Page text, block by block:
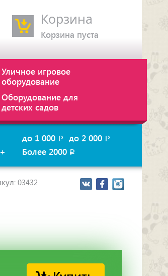
Корзина
Корзина пуста
Уличное игровое
оборудование
Оборудование для
детских садов
до 1 000 p до 2 000 p
Более 2000 p
03432